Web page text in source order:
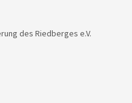
des Riedberges e.V.